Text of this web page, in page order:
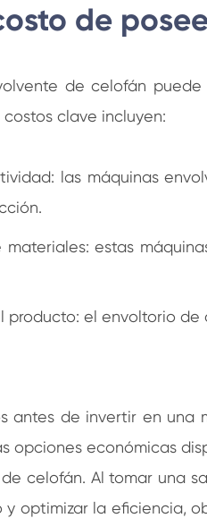
de
de celofán
clave incluyen:
las máquinas
estas
producto: el envoltorio
antes de invertir en
opciones económicas
celofán. Al tomar una
optimizar la eficiencia,